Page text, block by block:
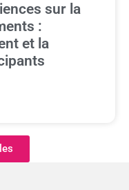
sur la
:
et la